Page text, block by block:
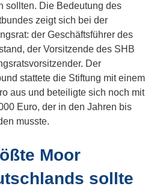
sollten. Die Bedeutung des
zeigt sich bei der
der Geschäftsführer des
der Vorsitzende des SHB
Der
stattete die Stiftung mit einem
aus und beteiligte sich noch mit
Euro, der in den Jahren bis
musste.
Moor
sollte